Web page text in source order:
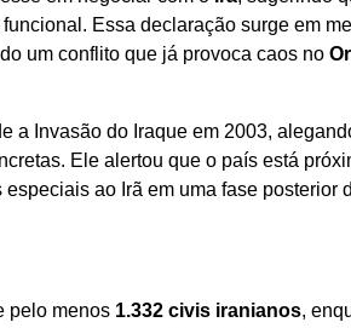
Essa declaração surge em
um conflito que já provoca caos no
a Invasão do Iraque em 2003,
Ele alertou que o país está
ao Irã em uma fase posterior
pelo menos 1.332 civis iranianos,